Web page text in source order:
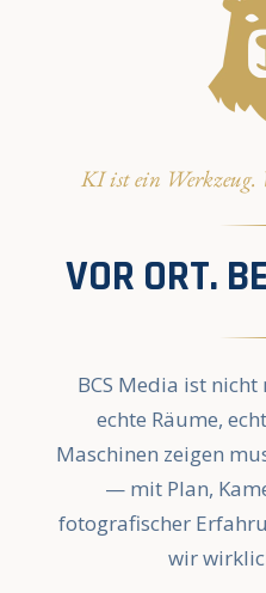
KI ist ein Werkzeug.
VOR ORT.
BCS Media ist
echte Räume,
Maschinen zeigen
— mit Plan,
fotografischer
wir